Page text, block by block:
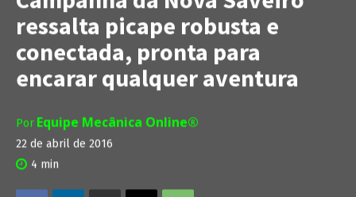
ressalta picape robusta e
conectada, pronta para
encarar qualquer aventura
Por Equipe Mecânica Online®
22 de abril de 2016
4 min